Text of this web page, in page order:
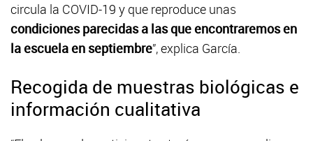
circula la COVID-19 y que reproduce unas
condiciones parecidas a las que encontraremos en
la escuela en septiembre”, explica García.
Recogida de muestras biológicas e
información cualitativa